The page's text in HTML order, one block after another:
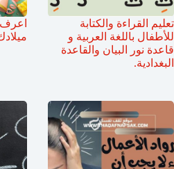
تعليم القراءة والكتابة
للأطفال باللغة العربية و
قاعدة نور البيان والقاعدة
البغدادية.
ميلادك 9 مسارات